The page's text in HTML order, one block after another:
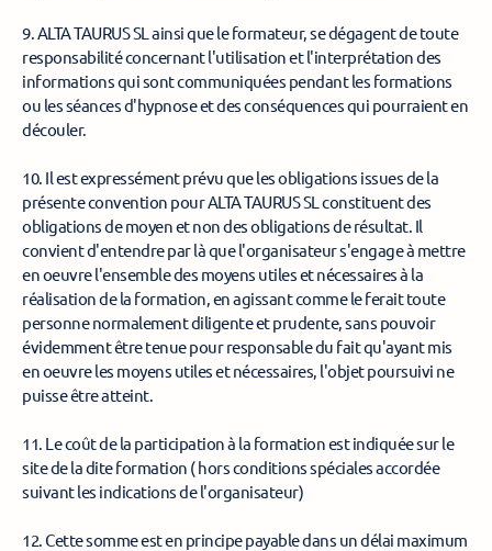
9. ALTA TAURUS SL ainsi que le formateur, se dégagent de toute
responsabilité concernant l'utilisation et l'interprétation des
informations qui sont communiquées pendant les formations
ou les séances d'hypnose et des conséquences qui pourraient en
découler.
10. Il est expressément prévu que les obligations issues de la
présente convention pour ALTA TAURUS SL constituent des
obligations de moyen et non des obligations de résultat. Il
convient d'entendre par là que l'organisateur s'engage à mettre
en oeuvre l'ensemble des moyens utiles et nécessaires à la
réalisation de la formation, en agissant comme le ferait toute
personne normalement diligente et prudente, sans pouvoir
évidemment être tenue pour responsable du fait qu'ayant mis
en oeuvre les moyens utiles et nécessaires, l'objet poursuivi ne
puisse être atteint.
11. Le coût de la participation à la formation est indiquée sur le
site de la dite formation ( hors conditions spéciales accordée
suivant les indications de l'organisateur)
12. Cette somme est en principe payable dans un délai maximum